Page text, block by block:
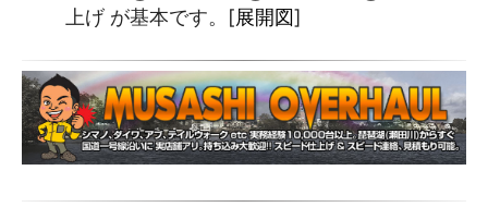
上げ が基本です。[展開図]